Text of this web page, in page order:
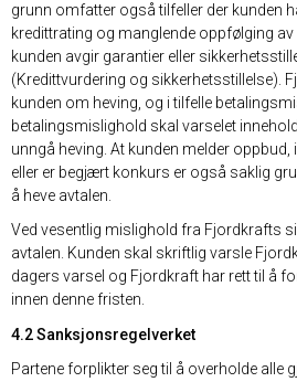
grunn omfatter også tilfeller der kunden
kredittrating og manglende oppfølging
kunden avgir garantier eller
(Kredittvurdering og sikkerhetsstillelse).
kunden om heving, og i tilfelle
betalingsmislighold skal varselet
unngå heving. At kunden melder
eller er begjært konkurs er også saklig
å heve avtalen.
Ved vesentlig mislighold fra Fjordkrafts
avtalen. Kunden skal skriftlig varsle
dagers varsel og Fjordkraft har rett til å
innen denne fristen.
4.2 Sanksjonsregelverket
Partene forplikter seg til å overholde alle